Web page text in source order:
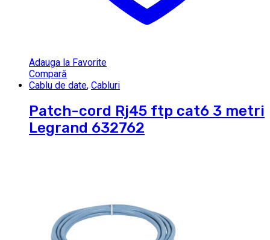
Adauga la Favorite
Compară
Cablu de date, Cabluri
Patch-cord Rj45 ftp cat6 3 metri
Legrand 632762